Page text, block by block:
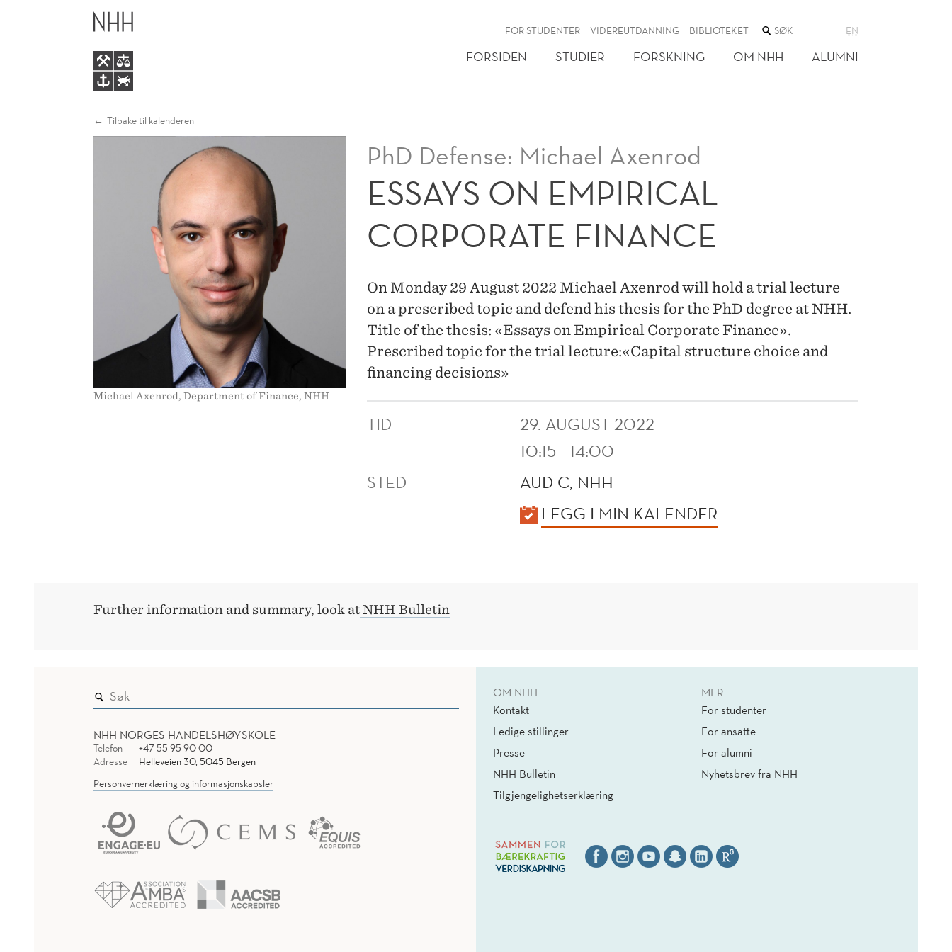
ESSAYS
EMPIRICAL
CORPORATE
FOR STUDENTER VIDEREUTDANNING BIBLIOTEKET SØK
NETTSTEDET
EN
FORSIDEN STUDIER FORSKNING OM NHH ALUMNI
Tilbake til kalenderen
Michael Axenrod, Department of Finance, NHH
PhD Defense: Michael Axenrod
ESSAYS ON EMPIRICAL
CORPORATE FINANCE
On Monday 29 August 2022 Michael Axenrod will hold a trial lecture
on a prescribed topic and defend his thesis for the PhD degree at NHH.
Title of the thesis: «Essays on Empirical Corporate Finance».
Prescribed topic for the trial lecture:«Capital structure choice and
financing decisions»
TID
29. AUGUST 2022
10:15 - 14:00
STED
AUD C, NHH
LEGG I MIN KALENDER
Further information and summary, look atNHH Bulletin
NHH NORGES HANDELSHØYSKOLE
Telefon
+47 55 95 90 00
Adresse
Helleveien 30, 5045 Bergen
Personvernerklæring og informasjonskapsler
OM NHH
Kontakt
Ledige stillinger
Presse
NHH Bulletin
Tilgjengelighetserklæring
MER
For studenter
For ansatte
For alumni
Nyhetsbrev fra NHH